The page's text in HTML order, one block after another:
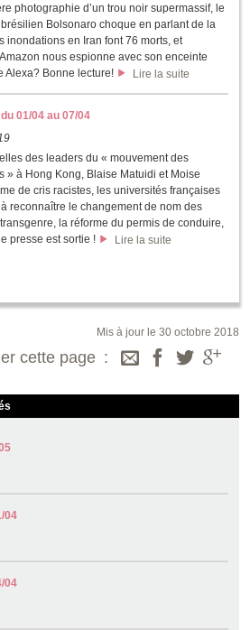
photographie d’un trou noir supermassif, le
Bolsonaro choque en parlant de la
inondations en Iran font 76 morts, et
nous espionne avec son enceinte
Alexa? Bonne lecture!
Lire la suite
01/04 au 07/04
des leaders du « mouvement des
» à Hong Kong, Blaise Matuidi et Moise
de cris racistes, les universités françaises
reconnaître le changement de nom des
la réforme du permis de conduire,
presse est sortie !
Lire la suite
Mis à jour le 30 octobre 2018
cette page
04
04